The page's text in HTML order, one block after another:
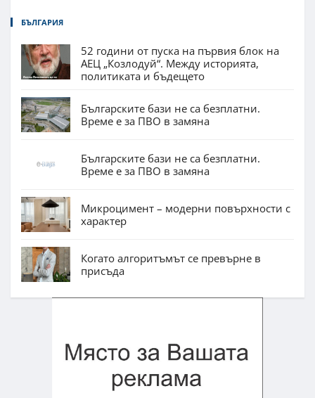
БЪЛГАРИЯ
52 години от пуска на първия блок на
АЕЦ „Козлодуй“. Между историята,
политиката и бъдещето
Българските бази не са безплатни.
Време е за ПВО в замяна
Българските бази не са безплатни.
Време е за ПВО в замяна
Микроцимент – модерни повърхности с
характер
Когато алгоритъмът се превърне в
присъда